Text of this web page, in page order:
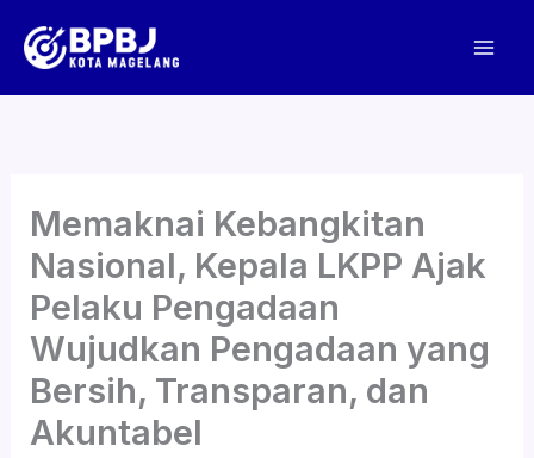
Memaknai Kebangkitan
Nasional, Kepala LKPP Ajak
Pelaku Pengadaan
Wujudkan Pengadaan yang
Bersih, Transparan, dan
Akuntabel